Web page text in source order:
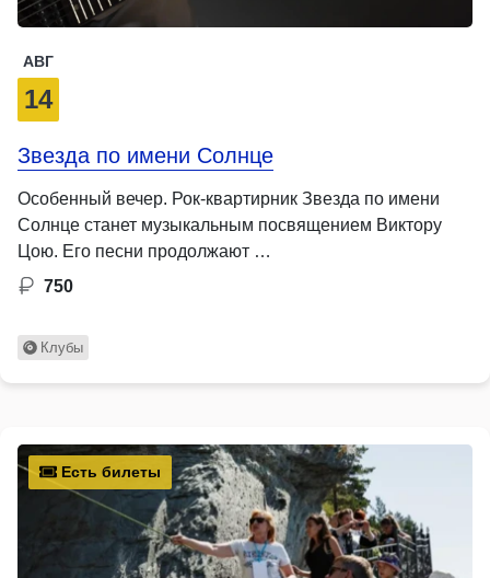
АВГ
14
Звезда по имени Солнце
Особенный вечер. Рок-квартирник Звезда по имени
Солнце станет музыкальным посвящением Виктору
Цою. Его песни продолжают …
750
Клубы
Есть билеты